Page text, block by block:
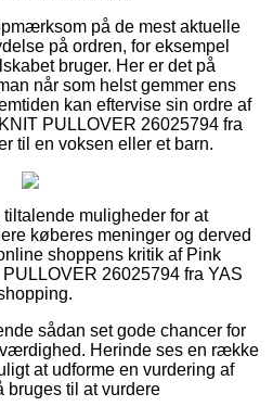
på de mest aktuelle
på ordren, for eksempel
bruger. Her er det på
når som helst gemmer ens
kan eftervise sin ordre af
PULLOVER 26025794 fra
til en voksen eller et barn.
muligheder for at
køberes meninger og derved
shoppens kritik af Pink
26025794 fra YAS
sådan set gode chancer for
Herinde ses en række
at udforme en vurdering af
bruges til at vurdere